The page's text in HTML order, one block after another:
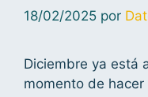
18/02/2025 por
Diciembre ya está
momento de